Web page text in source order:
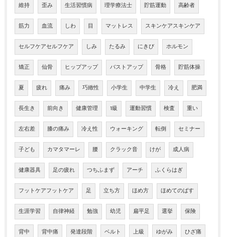
維持 歪み 生活習慣病 理学療法士 貯筋運動 高齢者
筋力 血流 しわ 目 マットレス スキンケアスキンケア
セルフケアセルフケア しみ たるみ にきび ホルモン
矯正 仙骨 ヒップアップ バストアップ 骨格 貯筋体操
夏 疲れ 痛み 巧緻性 小学生 中学生 冷え 肥満
長生き 前向き 健康管理 1級 運動習慣 検査 重い
左右差 膝の痛み 冷え性 ウォーキング 転倒 セミナー
子ども カマタマーレ 腰 クラック音 けが 成人病
健康器具 足の疲れ つちふまず アーチ ふくらはぎ
フットケアフットケア 足 立ち方 ほめ方 ほめてのばす
生涯学習 自律神経 勉強 幼児 扁平足 選挙 保険
背中 背中痛 発達段階 ベルト 上級 ゆがみ ひざ痛